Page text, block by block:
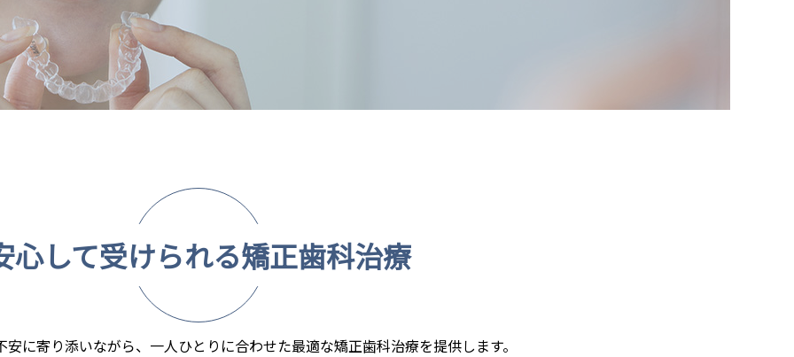
心して受けられる矯正歯科治療
に寄り添いながら、一人ひとりに合わせた最適な矯正歯科治療を提供します。